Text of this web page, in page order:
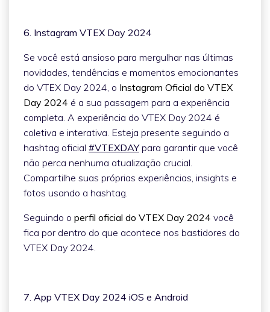
6. Instagram VTEX Day 2024
Se você está ansioso para mergulhar nas últimas
novidades, tendências e momentos emocionantes
do VTEX Day 2024, o Instagram Oficial do VTEX
Day 2024 é a sua passagem para a experiência
completa. A experiência do VTEX Day 2024 é
coletiva e interativa. Esteja presente seguindo a
hashtag oficial #VTEXDAYpara garantir que você
não perca nenhuma atualização crucial.
Compartilhe suas próprias experiências, insights e
fotos usando a hashtag.
Seguindo o perfil oficial do VTEX Day 2024 você
fica por dentro do que acontece nos bastidores do
VTEX Day 2024.
7. App VTEX Day 2024 iOS e Android